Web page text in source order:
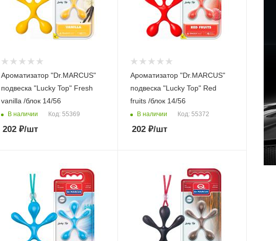
Ароматизатор "Dr.MARCUS"
подвеска "Lucky Top" Fresh
vanilla /блок 14/56
В наличии Код: 55369
202 ₽/шт
Ароматизатор "Dr.MARCUS"
подвеска "Lucky Top" Red
fruits /блок 14/56
В наличии Код: 55372
202₽/шт